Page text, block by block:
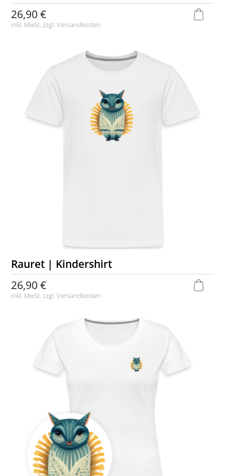
26,90 €
inkl. MwSt. zzgl.Versandkosten
Rauret | Kindershirt
26,90 €
inkl. MwSt. zzgl.Versandkosten